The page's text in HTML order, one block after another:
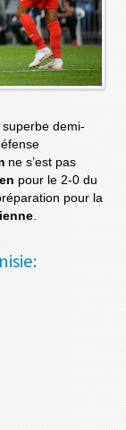
superbe demi-
ne s’est pas
pour le 2-0 du
pour la
.